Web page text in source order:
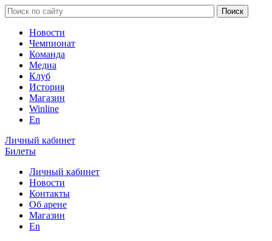
Новости
Чемпионат
Команда
Медиа
Клуб
История
Магазин
Winline
En
Личный кабинет
Билеты
Личный кабинет
Новости
Контакты
Об арене
Магазин
En